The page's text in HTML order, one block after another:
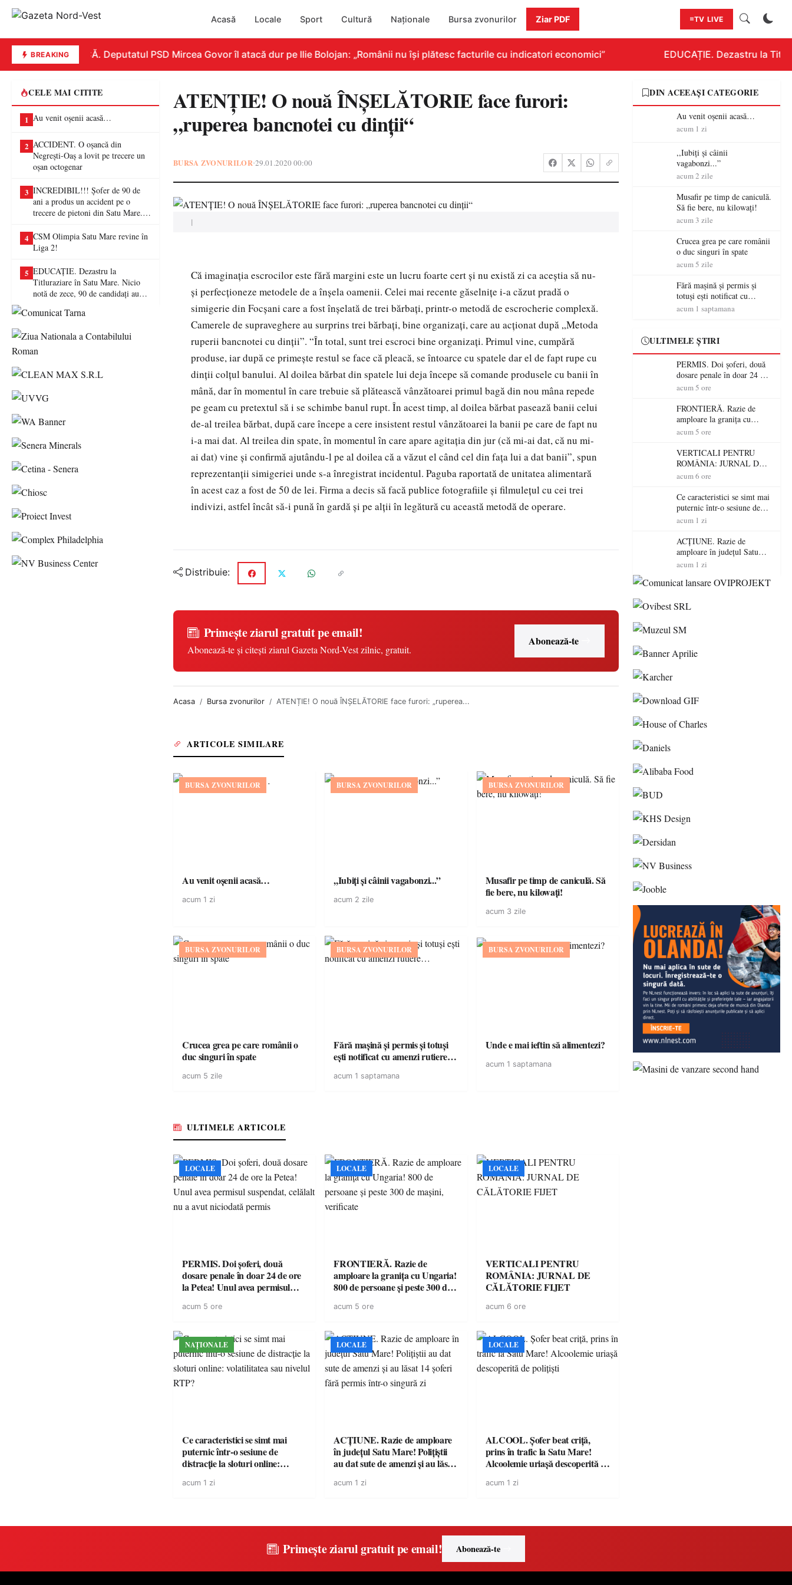
Acasă Locale Sport Cultură Naționale Bursa zvonurilor Ziar PDF TV LIVE
BREAKINGREPLICĂ. Deputatul PSD Mircea Govor îl atacă dur pe Ilie Bolojan: „Românii nu își plătesc facturile cu indicatori economici” EDUCAȚIE. Dezastru la
CELE MAI CITITE
1 Au venit oșenii acasă…
2 ACCIDENT. O oșancă din
Negrești-Oaș a lovit pe trecere un
oșan octogenar
3 INCREDIBIL!!! Șofer de 90 de
ani a produs un accident pe o
trecere de pietoni din Satu Mare. O
4 CSM Olimpia Satu Mare revine în
Liga 2!
5 EDUCAȚIE. Dezastru la
Titluraziare în Satu Mare. Nicio
notă de zece, 90 de candidați au
ATENȚIE! O nouă ÎNȘELĂTORIE face furori:
„ruperea bancnotei cu dinţii“
BURSA ZVONURILOR•29.01.2020 00:00
|
Că imaginația escrocilor este fără margini este un lucru foarte cert și nu există zi ca aceștia să nu-
și perfecționeze metodele de a înșela oamenii. Celei mai recente găselnițe i-a căzut pradă o
simigerie din Focşani care a fost înşelată de trei bărbaţi, printr-o metodă de escrocherie complexă.
Camerele de supraveghere au surprins trei bărbaţi, bine organizaţi, care au acţionat după „Metoda
ruperii bancnotei cu dinţii”. “În total, sunt trei escroci bine organizaţi. Primul vine, cumpără
produse, iar după ce primeşte restul se face că pleacă, se întoarce cu spatele dar el de fapt rupe cu
dinţii colţul banului. Al doilea bărbat din spatele lui deja începe să comande produsele cu banii în
mână, dar în momentul în care trebuie să plătească vânzătoarei primul bagă din nou mâna repede
pe geam cu pretextul să i se schimbe banul rupt. În acest timp, al doilea bărbat pasează banii celui
de-al treilea bărbat, după care începe a cere insistent restul vânzătoarei la banii pe care de fapt nu
i-a mai dat. Al treilea din spate, în momentul în care apare agitaţia din jur (că mi-ai dat, că nu mi-
ai dat) vine şi confirmă ajutându-l pe al doilea că a văzut el când cel din faţa lui a dat banii”, spun
reprezentanţii simigeriei unde s-a înregistrat incidentul. Paguba raportată de unitatea alimentară
în acest caz a fost de 50 de lei. Firma a decis să facă publice fotografiile şi filmuleţul cu cei trei
indivizi, astfel încât să-i pună în gardă şi pe alţii în legătură cu această metodă de operare.
Distribuie:
Primește ziarul gratuit pe email!
Abonează-te și citești ziarul Gazeta Nord-Vest zilnic, gratuit.
Abonează-te
Acasa Bursa zvonurilor ATENȚIE! O nouă ÎNȘELĂTORIE face furori: „ruperea...
ARTICOLE SIMILARE
BURSA ZVONURILOR
Au venit oșenii acasă…
acum 1 zi
BURSA ZVONURILOR
,,Iubiți și câinii vagabonzi...”
acum 2 zile
BURSA ZVONURILOR
Musafir pe timp de caniculă. Să
fie bere, nu kilowați!
acum 3 zile
BURSA ZVONURILOR
Crucea grea pe care românii o
duc singuri în spate
acum 5 zile
BURSA ZVONURILOR
Fără mașină și permis și totuși
ești notificat cu amenzi rutiere…
acum 1 saptamana
BURSA ZVONURILOR
Unde e mai ieftin să alimentezi?
acum 1 saptamana
ULTIMELE ARTICOLE
LOCALE
PERMIS. Doi șoferi, două
dosare penale în doar 24 de ore
la Petea! Unul avea permisul
niciodată permis
acum 5 ore
LOCALE
FRONTIERĂ. Razie de
amploare la granița cu Ungaria!
800 de persoane și peste 300 de
acum 5 ore
LOCALE
VERTICALI PENTRU
ROMÂNIA: JURNAL DE
CĂLĂTORIE FIJET
acum 6 ore
NAȚIONALE
Ce caracteristici se simt mai
puternic într-o sesiune de
distracție la sloturi online:
acum 1 zi
LOCALE
ACȚIUNE. Razie de amploare
în județul Satu Mare! Polițiștii
au dat sute de amenzi și au lăsat
singură zi
acum 1 zi
LOCALE
ALCOOL. Șofer beat criță,
prins în trafic la Satu Mare!
Alcoolemie uriașă descoperită de
acum 1 zi
DIN ACEEAȘI CATEGORIE
Au venit oșenii acasă…
acum 1 zi
,,Iubiți și câinii
vagabonzi...”
acum 2 zile
Musafir pe timp de caniculă.
Să fie bere, nu kilowați!
acum 3 zile
Crucea grea pe care românii
o duc singuri în spate
acum 5 zile
Fără mașină și permis și
totuși ești notificat cu
amenzi rutiere…
acum 1 saptamana
ULTIMELE ȘTIRI
PERMIS. Doi șoferi, două
dosare penale în doar 24 de
ore la Petea! Unul avea
nu a avut niciodată permis
acum 5 ore
FRONTIERĂ. Razie de
amploare la granița cu
Ungaria! 800 de persoane și
verificate
acum 5 ore
VERTICALI PENTRU
ROMÂNIA: JURNAL DE
CĂLĂTORIE FIJET
acum 6 ore
Ce caracteristici se simt mai
puternic într-o sesiune de
distracție la sloturi online:
RTP?
acum 1 zi
ACȚIUNE. Razie de
amploare în județul Satu
Mare! Polițiștii au dat sute
șoferi fără permis într-o
acum 1 zi
Primește ziarul gratuit pe email! Abonează-te